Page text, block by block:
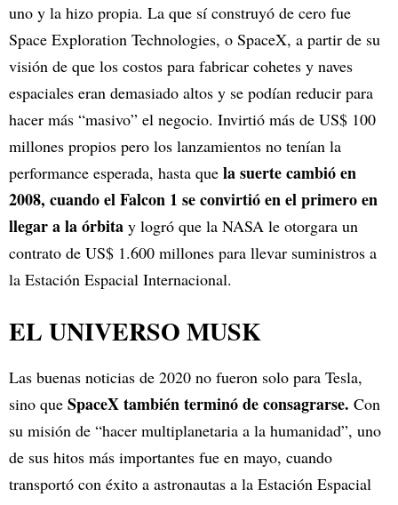
uno y la hizo propia. La que sí construyó de cero fue
Space Exploration Technologies, o SpaceX, a partir de su
visión de que los costos para fabricar cohetes y naves
espaciales eran demasiado altos y se podían reducir para
hacer más “masivo” el negocio. Invirtió más de US$ 100
millones propios pero los lanzamientos no tenían la
performance esperada, hasta que la suerte cambió en
2008, cuando el Falcon 1 se convirtió en el primero en
llegar a la órbita y logró que la NASA le otorgara un
contrato de US$ 1.600 millones para llevar suministros a
la Estación Espacial Internacional.
EL UNIVERSO MUSK
Las buenas noticias de 2020 no fueron solo para Tesla,
sino que SpaceX también terminó de consagrarse. Con
su misión de “hacer multiplanetaria a la humanidad”, uno
de sus hitos más importantes fue en mayo, cuando
transportó con éxito a astronautas a la Estación Espacial